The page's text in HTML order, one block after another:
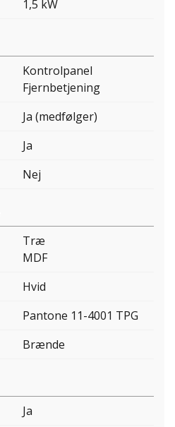
1,5 kW
Kontrolpanel
Fjernbetjening
Ja (medfølger)
Ja
Nej
Træ
MDF
Hvid
Pantone 11-4001 TPG
Brænde
Ja